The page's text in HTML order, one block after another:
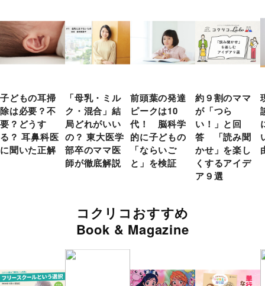
子どもの耳掃
除は必要？不
要？どうす
る？ 耳鼻科医
に聞いた正解
「母乳・ミル
ク・混合」結
局どれがいい
の？ 東大医学
部卒のママ医
師が徹底解説
前頭葉の発達
ピークは10
代！ 脳科学
的に子どもの
「ならいご
と」を検証
約９割のママ
が「つら
い！」と回
答 「読み聞
かせ」を楽し
くするアイデ
ア９選
コクリコおすすめ
Book & Magazine